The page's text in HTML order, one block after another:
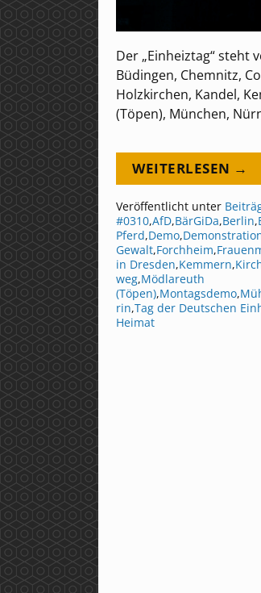
Der „Einheiztag“ steht
Büdingen, Chemnitz,
Holzkirchen, Kandel,
(Töpen), München,
WEITERLESEN →
Veröffentlicht unter
#0310,AfD,BärGiDa,Berlin,
Pferd,Demo,
Gewalt,Forchheim,
in Dresden,Kemmern,
weg,Mödlareuth
(Töpen),Montagsdemo,
rin,Tag der Deutschen
Heimat